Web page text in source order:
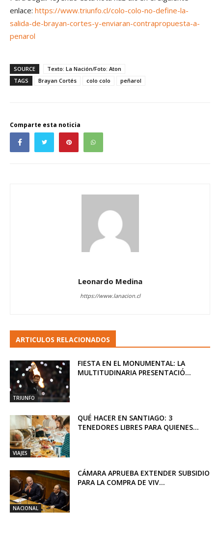
enlace: https://www.triunfo.cl/colo-colo-no-define-la-
salida-de-brayan-cortes-y-enviaran-contrapropuesta-a-
penarol
SOURCE
Texto: La Nación/Foto: Aton
TAGS
Brayan Cortés colo colo peñarol
Comparte esta noticia
Leonardo Medina
https://www.lanacion.cl
ARTICULOS RELACIONADOS
TRIUNFO
FIESTA EN EL MONUMENTAL: LA
MULTITUDINARIA PRESENTACIÓ...
VIAJES
QUÉ HACER EN SANTIAGO: 3
TENEDORES LIBRES PARA QUIENES...
NACIONAL
CÁMARA APRUEBA EXTENDER SUBSIDIO
PARA LA COMPRA DE VIV...